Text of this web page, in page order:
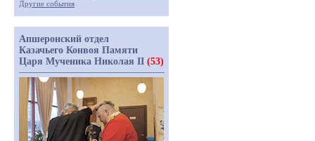
Другие события
Апшеронский отдел
Казачьего Конвоя Памяти
Царя Мученика Николая II (53)